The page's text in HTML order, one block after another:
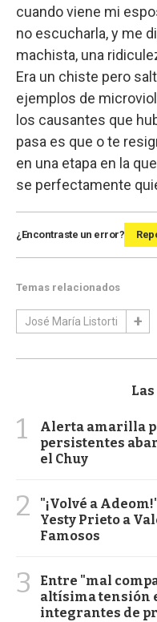
cuando viene mi
no escucharla, y me
machista, una
Era un chiste pero
ejemplos de
los causantes que
pasa es que o te
en una etapa en la
se perfectamente
¿Encontraste un error?
Temas relacionados
José María Listorti
1
Alerta amarilla
persistentes
el Chuy
2
"¡Volvé a
Yesty Prieto a
Famosos
3
Entre "mal
altísima tensión
integrantes de